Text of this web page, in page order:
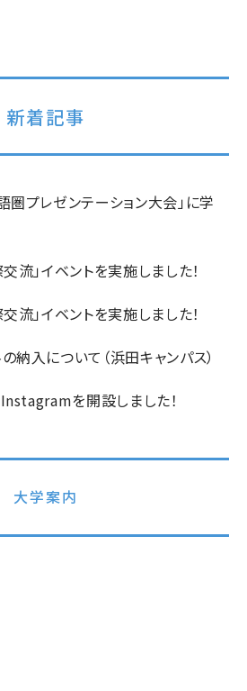
新着記事
圏プレゼンテーション大会」に学
流」イベントを実施しました！
流」イベントを実施しました！
入について（浜田キャンパス）
を開設しました！
大学案内